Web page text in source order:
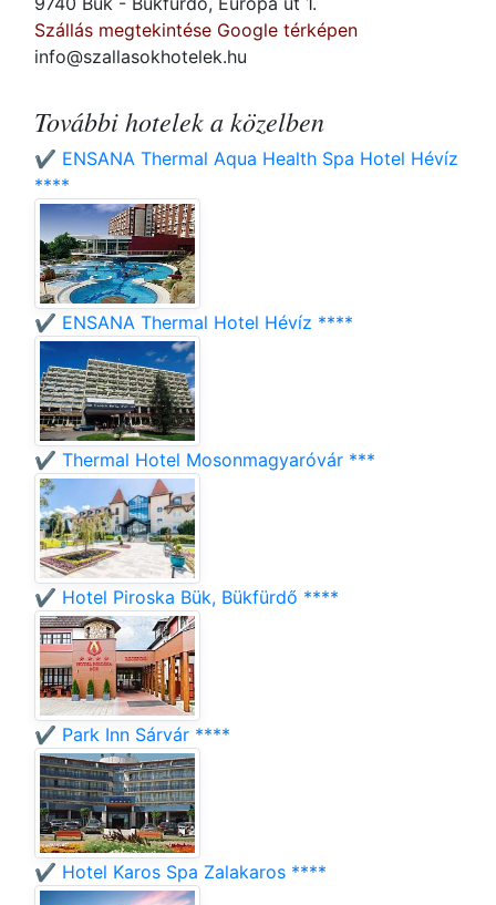
Szállás megtekintése Google térképen
info@szallasokhotelek.hu
További hotelek a közelben
✔️ ENSANA Thermal Aqua Health Spa Hotel Hévíz
****
✔️ ENSANA Thermal Hotel Hévíz ****
✔️ Thermal Hotel Mosonmagyaróvár ***
✔️ Hotel Piroska Bük, Bükfürdő ****
✔️ Park Inn Sárvár ****
✔️ Hotel Karos Spa Zalakaros ****